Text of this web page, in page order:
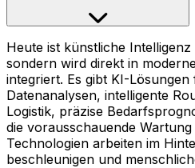
Heute ist künstliche
sondern wird direkt in
integriert. Es gibt KI-
Datenanalysen, intelligente
Logistik, präzise
die vorausschauende
Technologien arbeiten im
beschleunigen und